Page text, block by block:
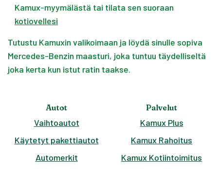
Kamux-myymälästä tai tilata sen suoraan
kotiovellesi
Tutustu Kamuxin valikoimaan ja löydä sinulle sopiva
Mercedes-Benzin maasturi, joka tuntuu täydelliseltä
joka kerta kun istut ratin taakse.
Autot
Vaihtoautot
Käytetyt pakettiautot
Automerkit
Palvelut
Kamux Plus
Kamux Rahoitus
Kamux Kotiintoimitus